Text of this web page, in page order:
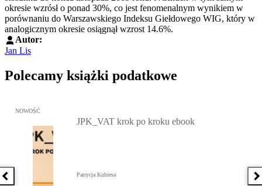
okresie wzrósł o ponad 30%, co jest fenomenalnym wynikiem w
porównaniu do Warszawskiego Indeksu Giełdowego WIG, który w
analogicznym okresie osiągnął wzrost 14.6%.
Autor:
Jan Lis
Polecamy książki podatkowe
Poprzednia książka
Przejdź do: JPK_VAT krok po kroku ebook, Patrycja Kubiesa -
NOWOŚĆ
JPK_VAT krok po kroku ebook
Patrycja Kubiesa